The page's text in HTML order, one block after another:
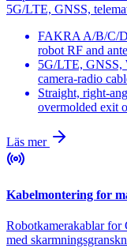
5G/LTE, GNSS,
FAKRA A/B/C/
robot RF and
5G/LTE, GNSS,
camera-radio
Straight, right-
overmolded exit
Läs mer
Kabelmontering for
Robotkamerakablar
med